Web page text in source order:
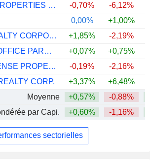
COUSINS PROPERTIES INCORPORATED
-0,70% -6,12%
0,00% +1,00%
KILROY REALTY CORPORATION
+1,85% -2,19%
EMBASSY OFFICE PARKS REIT
+0,07% +0,75%
COPT DEFENSE PROPERTIES
-0,19% -2,16%
CORP.
+3,37% +6,48%
Moyenne
+0,57% -0,88%
par Capi.
+0,60% -1,16%
sectorielles